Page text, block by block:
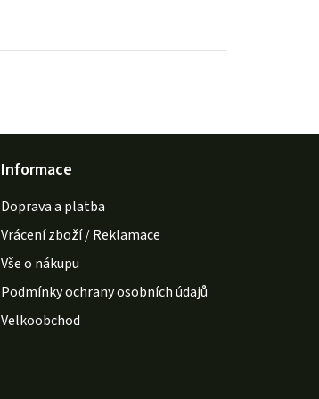
Informace
Doprava a platba
Vrácení zboží / Reklamace
Vše o nákupu
Podmínky ochrany osobních údajů
Velkoobchod